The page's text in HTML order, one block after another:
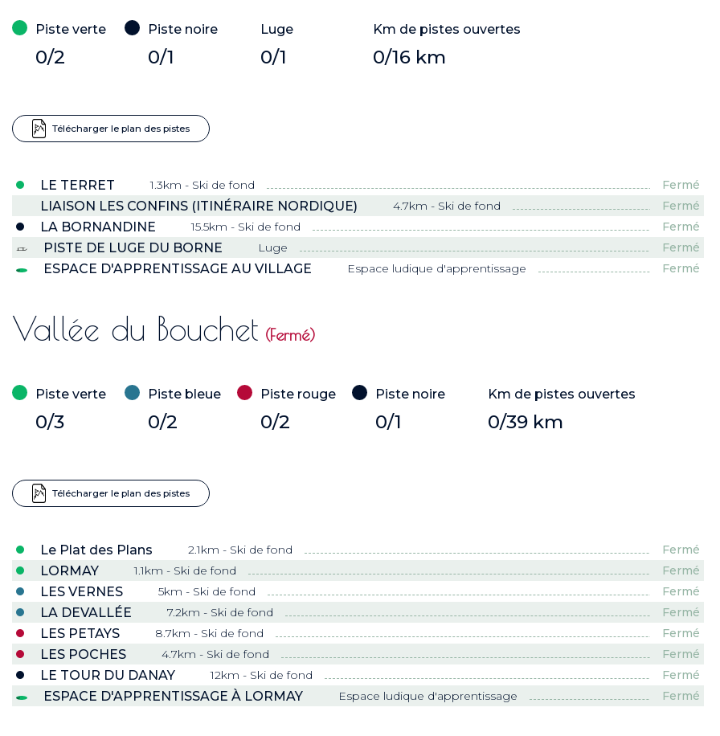
Piste verte
0/2
Piste noire
0/1
Luge
0/1
Km de pistes ouvertes
0/16 km
Télécharger le plan des pistes
LE TERRET 1.3km - Ski de fond Fermé
LIAISON LES CONFINS (ITINÉRAIRE NORDIQUE) 4.7km - Ski de fond Fermé
LA BORNANDINE 15.5km - Ski de fond Fermé
PISTE DE LUGE DU BORNE Luge Fermé
ESPACE D'APPRENTISSAGE AU VILLAGE Espace ludique d'apprentissage Fermé
Vallée du Bouchet (Fermé)
Piste verte
0/3
Piste bleue
0/2
Piste rouge
0/2
Piste noire
0/1
Km de pistes ouvertes
0/39 km
Télécharger le plan des pistes
Le Plat des Plans 2.1km - Ski de fond Fermé
LORMAY 1.1km - Ski de fond Fermé
LES VERNES 5km - Ski de fond Fermé
LA DEVALLÉE 7.2km - Ski de fond Fermé
LES PETAYS 8.7km - Ski de fond Fermé
LES POCHES 4.7km - Ski de fond Fermé
LE TOUR DU DANAY 12km - Ski de fond Fermé
ESPACE D'APPRENTISSAGE À LORMAY Espace ludique d'apprentissage Fermé